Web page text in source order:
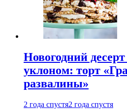
Новогодний
уклоном: торт
развалины»
2 года спустя2 года спустя